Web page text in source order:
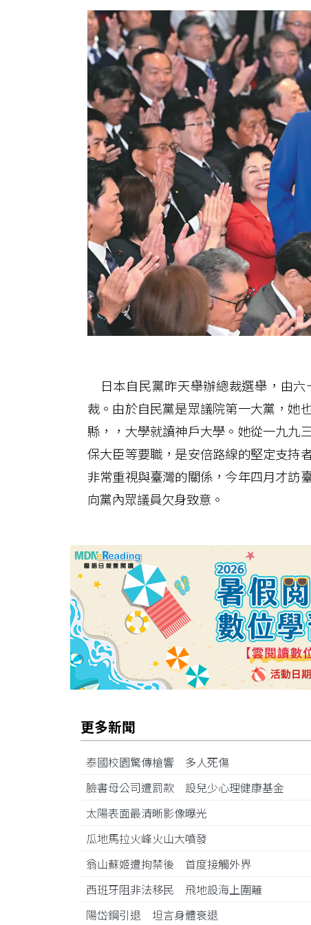
日本自民黨昨天舉辦總裁選舉，由
裁。由於自民黨是眾議院第一大黨，她
縣，，大學就讀神戶大學。她從一九九
保大臣等要職，是安倍路線的堅定支持
非常重視與臺灣的關係，今年四月才訪
向黨內眾議員欠身致意。
更多新聞
泰國校園驚傳槍響 多人死傷
臉書母公司遭罰款 設兒少心理健康基金
太陽表面最清晰影像曝光
瓜地馬拉火峰火山大噴發
翁山蘇姬遭拘禁後 首度接觸外界
西班牙阻非法移民 飛地設海上圍籬
陽岱鋼引退 坦言身體衰退